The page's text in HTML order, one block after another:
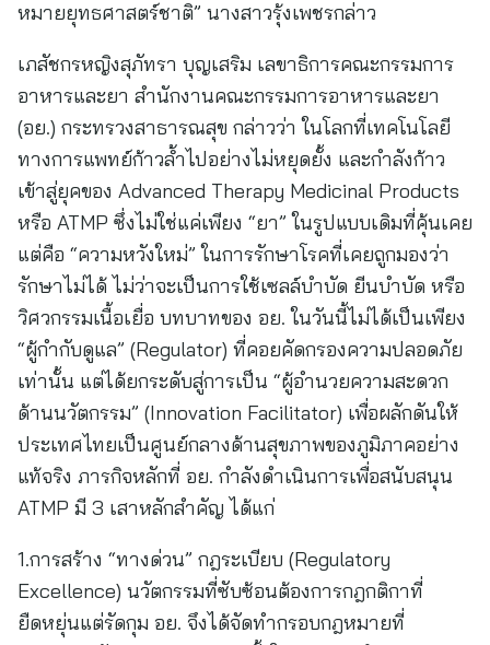
หมายยุทธศาสตร์ชาติ” นางสาวรุ้งเพชรกล่าว
เภสัชกรหญิงสุภัทรา บุญเสริม เลขาธิการคณะกรรมการ
อาหารและยา สำนักงานคณะกรรมการอาหารและยา
(อย.) กระทรวงสาธารณสุข กล่าวว่า ในโลกที่เทคโนโลยี
ทางการแพทย์ก้าวล้ำไปอย่างไม่หยุดยั้ง และกำลังก้าว
เข้าสู่ยุคของ Advanced Therapy Medicinal Products
หรือ ATMP ซึ่งไม่ใช่แค่เพียง “ยา” ในรูปแบบเดิมที่คุ้นเคย
แต่คือ “ความหวังใหม่” ในการรักษาโรคที่เคยถูกมองว่า
รักษาไม่ได้ ไม่ว่าจะเป็นการใช้เซลล์บำบัด ยีนบำบัด หรือ
วิศวกรรมเนื้อเยื่อ บทบาทของ อย. ในวันนี้ไม่ได้เป็นเพียง
“ผู้กำกับดูแล” (Regulator) ที่คอยคัดกรองความปลอดภัย
เท่านั้น แต่ได้ยกระดับสู่การเป็น “ผู้อำนวยความสะดวก
ด้านนวัตกรรม” (Innovation Facilitator) เพื่อผลักดันให้
ประเทศไทยเป็นศูนย์กลางด้านสุขภาพของภูมิภาคอย่าง
แท้จริง ภารกิจหลักที่ อย. กำลังดำเนินการเพื่อสนับสนุน
ATMP มี 3 เสาหลักสำคัญ ได้แก่
1.การสร้าง “ทางด่วน” กฎระเบียบ (Regulatory
Excellence) นวัตกรรมที่ซับซ้อนต้องการกฎกติกาที่
ยืดหยุ่นแต่รัดกุม อย. จึงได้จัดทำกรอบกฎหมายที่